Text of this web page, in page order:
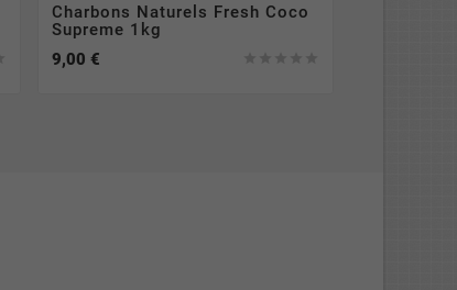
Charbons Naturels Fresh Coco
Supreme 1kg
9,00 €